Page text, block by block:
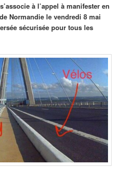
à l’appel à manifester en
Normandie le vendredi 8 mai
sécurisée pour tous les